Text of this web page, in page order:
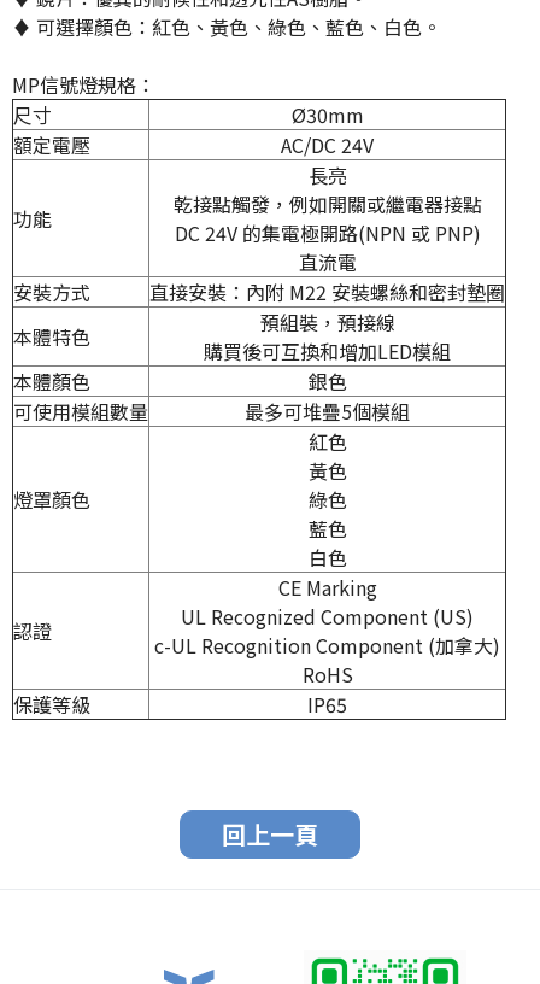
​♦ 可選擇顏色：紅色、黃色、綠色、藍色、白色。
MP信號燈規格：
尺寸
Ø30mm
額定電壓
AC/DC 24V
功能
長亮
乾接點觸發，例如開關或繼電器接點
DC 24V 的集電極開路(NPN 或 PNP)
直流電
安裝方式
直接安裝：內附 M22 安裝螺絲和密封墊圈
本體特色
預組裝，預接線
購買後可互換和增加LED模組
本體顏色
銀色
可使用模組數量
最多可堆疊5個模組
燈罩顏色
紅色
黃色
綠色
藍色
白色
認證
CE Marking
UL Recognized Component (US)
c-UL Recognition Component (加拿大)
RoHS
保護等級
IP65
回上一頁